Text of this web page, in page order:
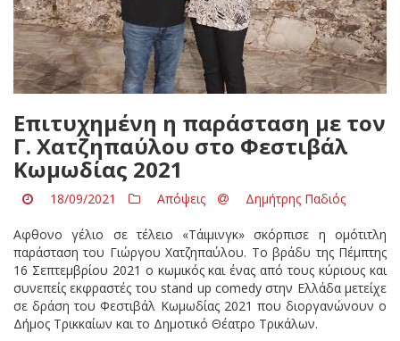
Επιτυχημένη η παράσταση με τον
Γ. Χατζηπαύλου στο Φεστιβάλ
Κωμωδίας 2021
18/09/2021 Απόψεις Δημήτρης Παδιός
Αφθονο γέλιο σε τέλειο «Τάιμινγκ» σκόρπισε η ομότιτλη
παράσταση του Γιώργου Χατζηπαύλου. Το βράδυ της Πέμπτης
16 Σεπτεμβρίου 2021 ο κωμικός και ένας από τους κύριους και
συνεπείς εκφραστές του stand up comedy στην Ελλάδα μετείχε
σε δράση του Φεστιβάλ Κωμωδίας 2021 που διοργανώνουν ο
Δήμος Τρικκαίων και το Δημοτικό Θέατρο Τρικάλων.